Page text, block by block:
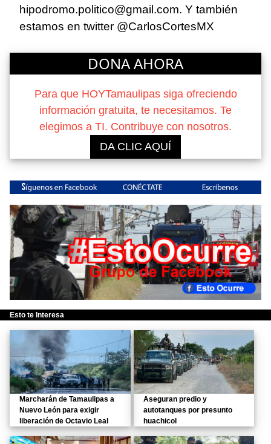
hipodromo.politico@gmail.com. Y también
estamos en twitter @CarlosCortesMX
DONA AHORA
Para que HOYTamaulipas siga ofreciendo
información gratuita, te necesitamos. Te
elegimos a TI. Contribuye con nosotros.
DA CLIC AQUÍ
Esto te Interesa
Marcharán de Tamaulipas a
Nuevo León para exigir
liberación de Octavio Leal
Aseguran predio y
autotanques por presunto
huachicol